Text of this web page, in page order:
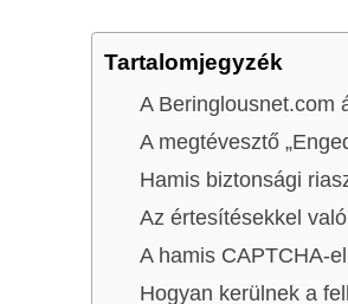
Tartalomjegyzék
A Beringlousnet.com
A megtévesztő
Hamis biztonsági
Az értesítésekkel
A hamis CAPTCHA-
Hogyan kerülnek a